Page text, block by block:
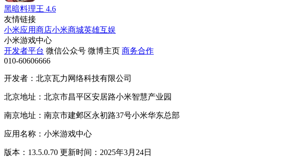
黑暗料理王 4.6
友情链接
小米应用商店小米商城英雄互娱
小米游戏中心
开发者平台 微信公众号 微博主页 商务合作
010-60606666
开发者：北京瓦力网络科技有限公司
北京地址：北京市昌平区安居路小米智慧产业园
南京地址：南京市建邺区永初路37号小米华东总部
应用名称：小米游戏中心
版本：13.5.0.70 更新时间：2025年3月24日